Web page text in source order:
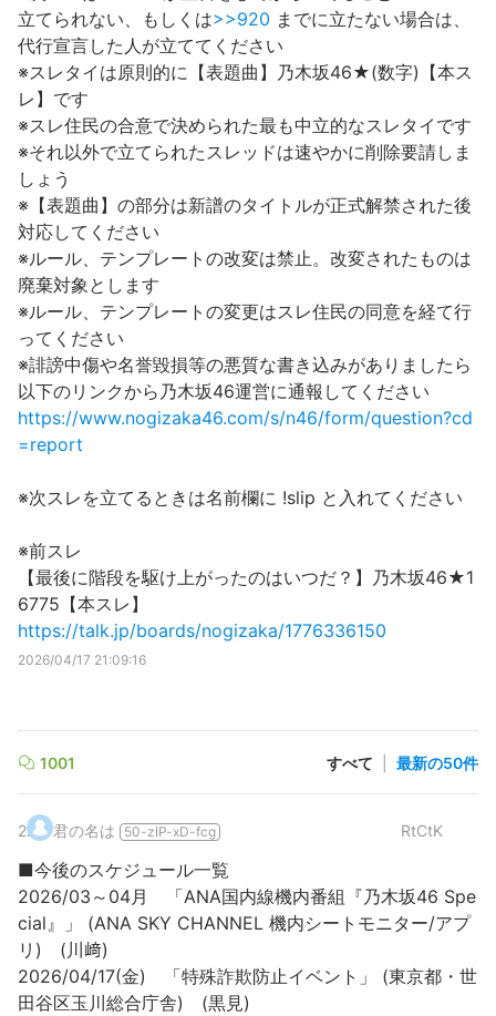
立てられない、もしくは>>920 までに立たない場合は、
代行宣言した人が立ててください
※スレタイは原則的に【表題曲】乃木坂46★(数字)【本ス
レ】です
※スレ住民の合意で決められた最も中立的なスレタイです
※それ以外で立てられたスレッドは速やかに削除要請しま
しょう
※【表題曲】の部分は新譜のタイトルが正式解禁された後
対応してください
※ルール、テンプレートの改変は禁止。改変されたものは
廃棄対象とします
※ルール、テンプレートの変更はスレ住民の同意を経て行
ってください
※誹謗中傷や名誉毀損等の悪質な書き込みがありましたら
以下のリンクから乃木坂46運営に通報してください
https://www.nogizaka46.com/s/n46/form/question?cd
=report
※次スレを立てるときは名前欄に !slip と入れてください
※前スレ
【最後に階段を駆け上がったのはいつだ？】乃木坂46★1
6775【本スレ】
https://talk.jp/boards/nogizaka/1776336150
2026/04/17 21:09:16
1001 すべて 最新の50件
2. 君の名は 50-zIP-xD-fcg RtCtK
■今後のスケジュール一覧
2026/03～04月 「ANA国内線機内番組『乃木坂46 Spe
cial』」 (ANA SKY CHANNEL 機内シートモニター/アプ
リ) (川﨑)
2026/04/17(金) 「特殊詐欺防止イベント」 (東京都・世
田谷区玉川総合庁舎) (黒見)